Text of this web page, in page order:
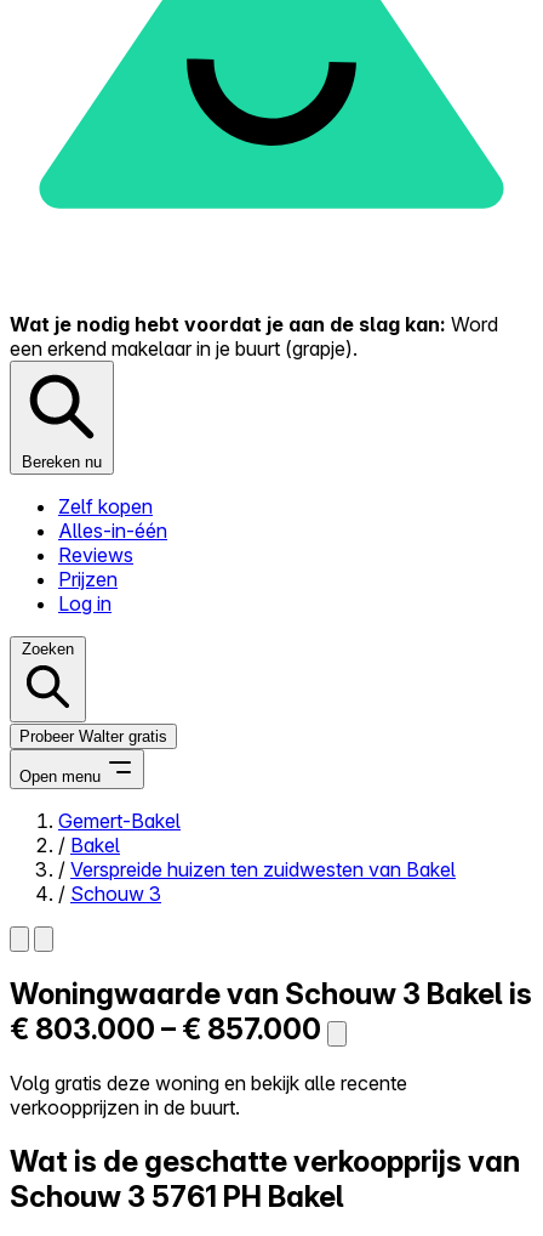
Wat je nodig hebt voordat je aan de slag kan: Word
een erkend makelaar in je buurt (grapje).
Bereken nu
Zelf kopen
Alles-in-één
Reviews
Prijzen
Log in
Zoeken
Probeer Walter gratis
Open menu
Close menu
Zelf kopen
Alles-in-één
Reviews
Log in
Gemert-Bakel
/ Bakel
/ Verspreide huizen ten zuidwesten van Bakel
/ Schouw 3
Woningwaarde van Schouw 3 Bakel is
€ 803.000 – € 857.000
Volg gratis deze woning en bekijk alle recente
verkoopprijzen in de buurt.
Wat is de geschatte verkoopprijs van
Schouw 3 5761 PH Bakel